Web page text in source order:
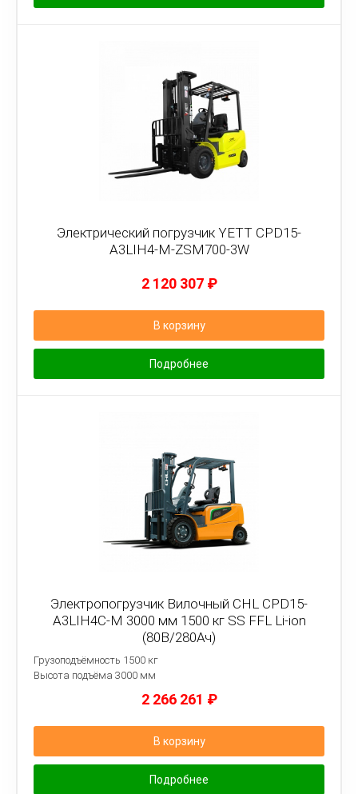
Электрический погрузчик YETT CPD15-
A3LIH4-M-ZSM700-3W
2 120 307 ₽
В корзину
Подробнее
Электропогрузчик Вилочный CHL CPD15-
A3LIH4C-M 3000 мм 1500 кг SS FFL Li-ion
(80В/280Ач)
Грузоподъёмность 1500 кг
Высота подъёма 3000 мм
2 266 261 ₽
В корзину
Подробнее